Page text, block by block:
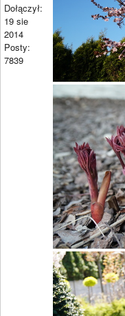
Dołączył:
19 sie
2014
Posty:
7839